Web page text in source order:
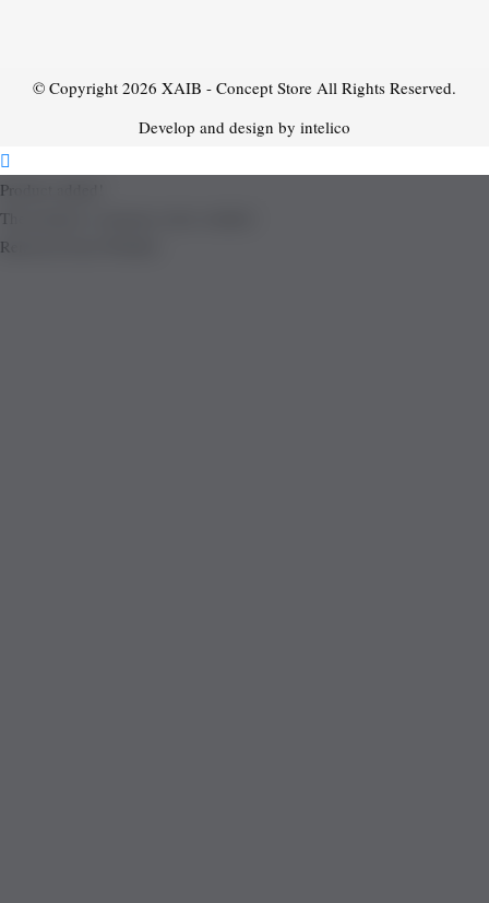
© Copyright 2026 XAIB - Concept Store All Rights Reserved.
Develop and design by intelico
Product added!
The product is already in the wishlist!
Removed from Wishlist